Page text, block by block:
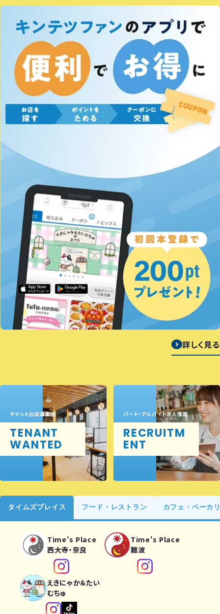
詳しく見る
テナント出店募集中
TENANT
WANTED
パート・アルバイト求人情報
RECRUITM
ENT
タイムズプレイス フード・レストラン カフェ・ベーカ
Time's Place
西大寺・奈良
Time's Place
難波
えきにゃか＆たい
むちゅ